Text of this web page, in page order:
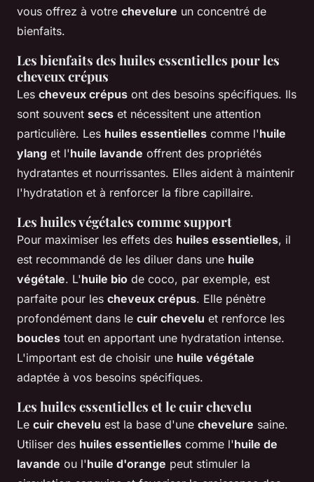
vous offrez à votre chevelure un concentré de
bienfaits.
Les bienfaits des huiles essentielles pour les
cheveux crépus
Les cheveux crépus ont des besoins spécifiques. Ils
sont souvent secs et nécessitent une attention
particulière. Les huiles essentielles comme l'huile
ylang et l'huile lavande offrent des propriétés
hydratantes et nourrissantes. Elles aident à maintenir
l'hydratation et à renforcer la fibre capillaire.
Les huiles végétales comme support
Pour maximiser les effets des huiles essentielles, il
est recommandé de les diluer dans une huile
végétale. L'huile bio de coco, par exemple, est
parfaite pour les cheveux crépus. Elle pénètre
profondément dans le cuir chevelu et renforce les
boucles tout en apportant une hydratation intense.
L'important est de choisir une huile végétale
adaptée à vos besoins spécifiques.
Les huiles essentielles et le cuir chevelu
Le cuir chevelu est la base d'une chevelure saine.
Utiliser des huiles essentielles comme l'huile de
lavande ou l'huile d'orange peut stimuler la